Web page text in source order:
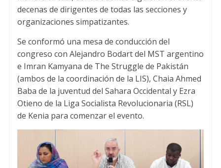
decenas de dirigentes de todas las secciones y
organizaciones simpatizantes.
Se conformó una mesa de conducción del
congreso con Alejandro Bodart del MST argentino
e Imran Kamyana de The Struggle de Pakistán
(ambos de la coordinación de la LIS), Chaia Ahmed
Baba de la juventud del Sahara Occidental y Ezra
Otieno de la Liga Socialista Revolucionaria (RSL)
de Kenia para comenzar el evento.